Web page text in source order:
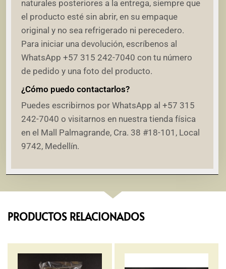
naturales posteriores a la entrega, siempre que
el producto esté sin abrir, en su empaque
original y no sea refrigerado ni perecedero.
Para iniciar una devolución, escríbenos al
WhatsApp +57 315 242-7040 con tu número
de pedido y una foto del producto.
¿Cómo puedo contactarlos?
Puedes escribirnos por WhatsApp al +57 315
242-7040 o visitarnos en nuestra tienda física
en el Mall Palmagrande, Cra. 38 #18-101, Local
9742, Medellín.
PRODUCTOS RELACIONADOS